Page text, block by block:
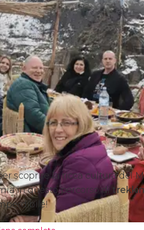
scoprire la ricca cultura del
in questo percorso di